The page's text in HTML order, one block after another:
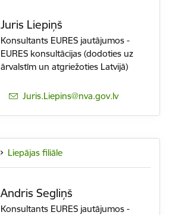
Juris Liepiņš
Konsultants EURES jautājumos -
EURES konsultācijas (dodoties uz
ārvalstīm un atgriežoties Latvijā)
E-pasts:
Juris.Liepins@nva.gov.lv
Liepājas filiāle
Andris Segliņš
Konsultants EURES jautājumos -